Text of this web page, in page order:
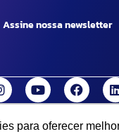
para oferecer
para oferecer
Assine nossa newsletter